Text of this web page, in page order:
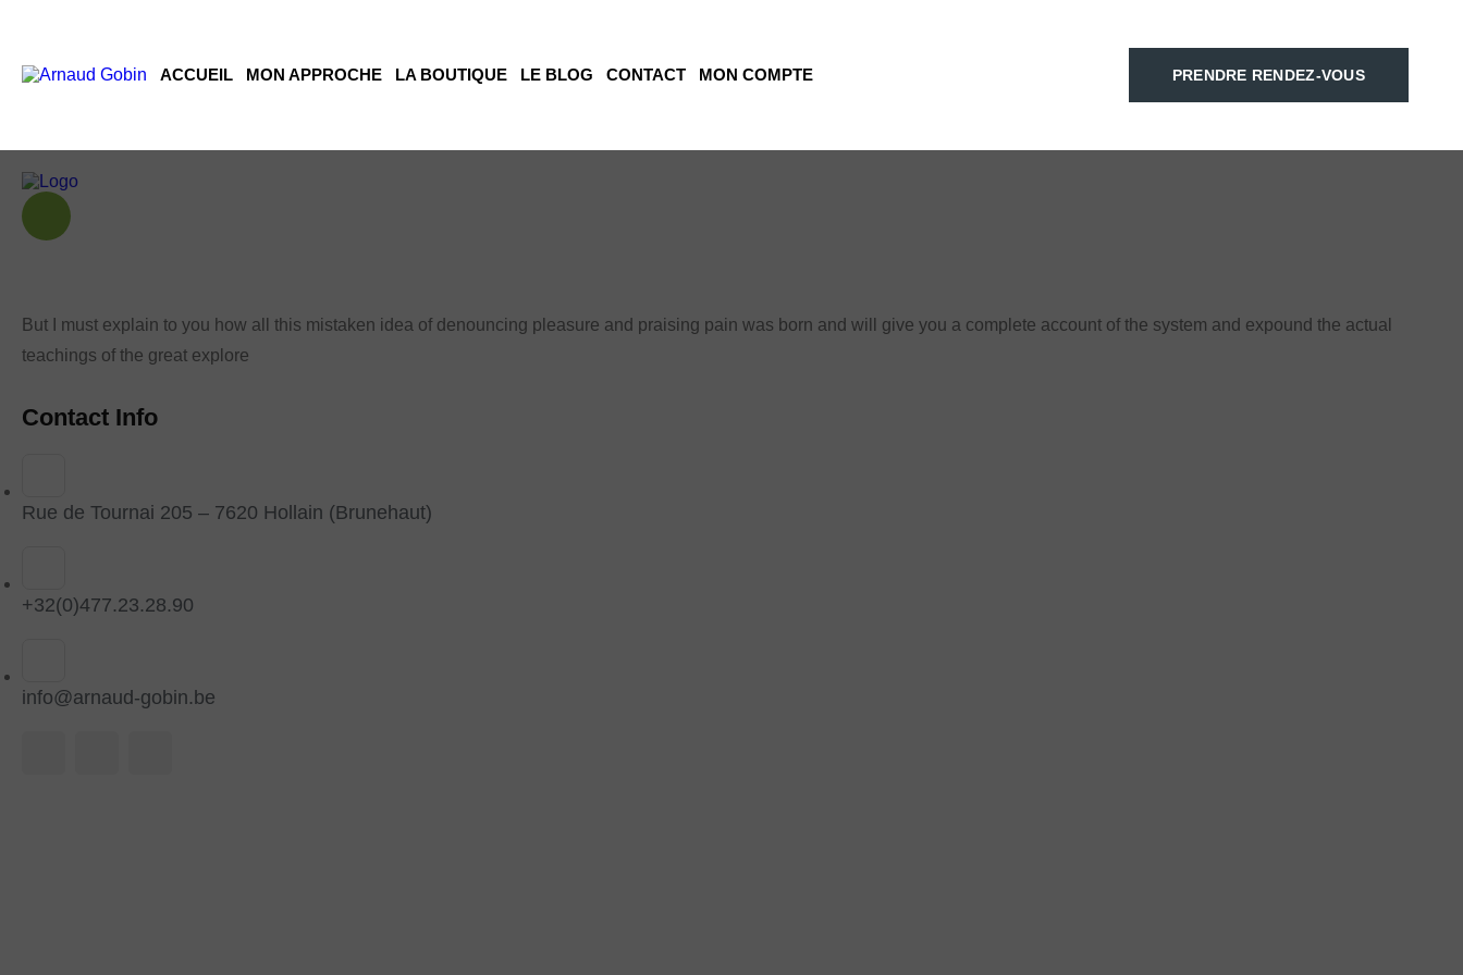
ACCUEIL MON APPROCHE LA BOUTIQUE LE BLOG CONTACT MON COMPTE PRENDRE RENDEZ-VOUS
But I must explain to you how all this mistaken idea of denouncing pleasure and praising pain was born and will give you a complete account of the system and expound the actual
teachings of the great explore
Contact Info
Rue de Tournai 205 – 7620 Hollain (Brunehaut)
+32(0)477.23.28.90
info@arnaud-gobin.be